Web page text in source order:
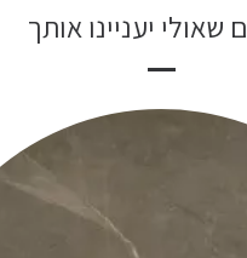
שאולי יעניינו אותך